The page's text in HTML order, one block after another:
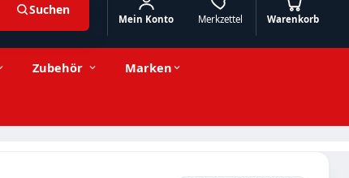
Suchen
Merkzettel
Mein Konto Warenkorb
Zubehör Marken
−
Stückzahl + In den Warenkorb